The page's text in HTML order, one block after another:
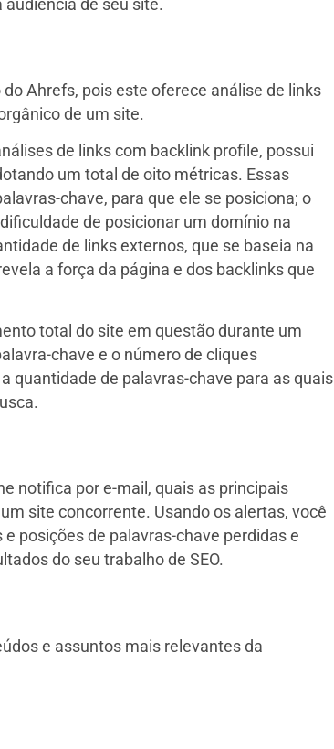
de seu site.
Ahrefs, pois este oferece análise de links
de um site.
de links com backlink profile, possui
um total de oito métricas. Essas
chave, para que ele se posiciona; o
de posicionar um domínio na
de links externos, que se baseia na
a força da página e dos backlinks que
total do site em questão durante um
chave e o número de cliques
quantidade de palavras-chave para as quais
notifica por e-mail, quais as principais
site concorrente. Usando os alertas, você
posições de palavras-chave perdidas e
do seu trabalho de SEO.
e assuntos mais relevantes da